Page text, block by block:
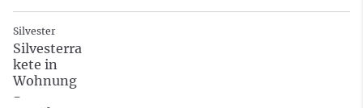
Silvester
Silvesterra
kete in
Wohnung
-